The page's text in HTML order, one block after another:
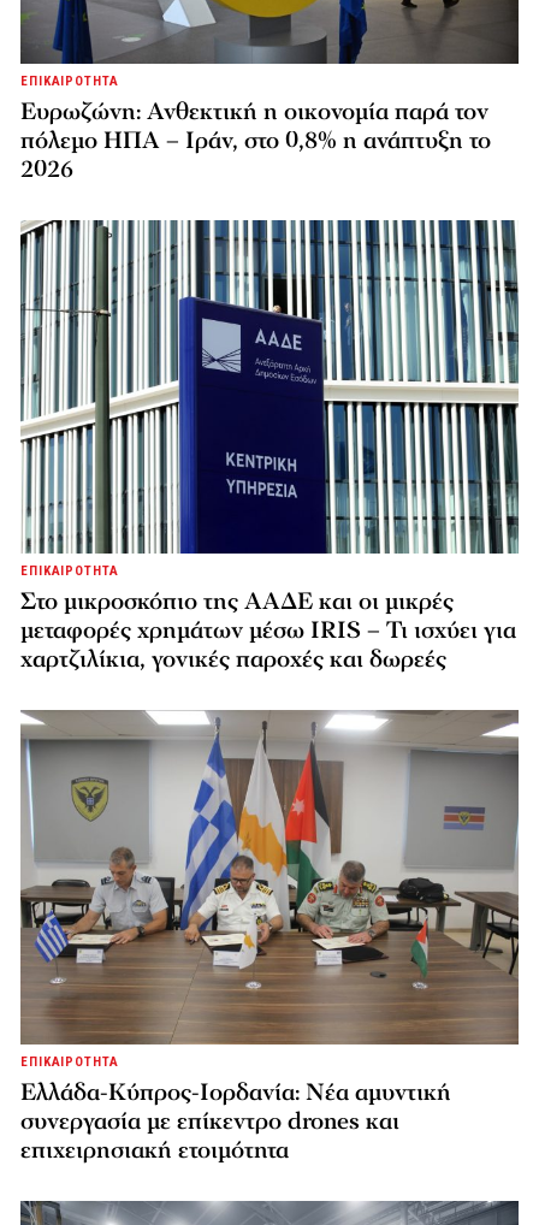
ΕΠΙΚΑΙΡΟΤΗΤΑ
Ευρωζώνη: Ανθεκτική η οικονομία παρά τον
πόλεμο ΗΠΑ – Ιράν, στο 0,8% η ανάπτυξη το
2026
ΕΠΙΚΑΙΡΟΤΗΤΑ
Στο μικροσκόπιο της ΑΑΔΕ και οι μικρές
μεταφορές χρημάτων μέσω IRIS – Τι ισχύει για
χαρτζιλίκια, γονικές παροχές και δωρεές
ΕΠΙΚΑΙΡΟΤΗΤΑ
Ελλάδα-Κύπρος-Ιορδανία: Νέα αμυντική
συνεργασία με επίκεντρο drones και
επιχειρησιακή ετοιμότητα